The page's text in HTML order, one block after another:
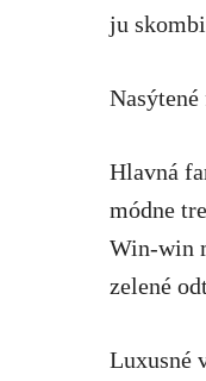
ju
Hlavná
módne
Win-win
zelené
Luxusné